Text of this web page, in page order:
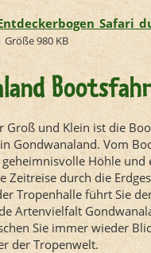
980 KB
Groß und Klein ist die
Gondwanaland. Vom
geheimnisvolle Höhle und
Zeitreise durch die
Tropenhalle führt Sie
Artenvielfalt
Sie immer wieder
der Tropenwelt.